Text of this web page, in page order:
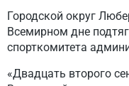
Городской округ
Всемирном дне
спорткомитета
«Двадцать второго